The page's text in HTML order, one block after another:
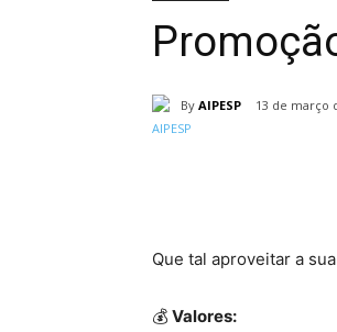
By AIPESP 13 de março
Que tal aproveitar a
💰 Valores: